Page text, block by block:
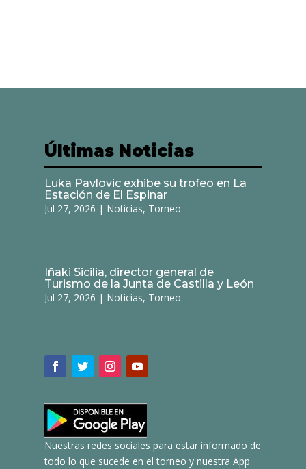
Últimas Noticias
Luka Pavlovic exhibe su trofeo en La
Estación de El Espinar
Jul 27, 2026 | Noticias, Torneo
Iñaki Sicilia, director general de
Turismo de la Junta de Castilla y León
Jul 27, 2026 | Noticias, Torneo
Nuestras redes sociales para estar informado de
todo lo que sucede en el torneo y nuestra App